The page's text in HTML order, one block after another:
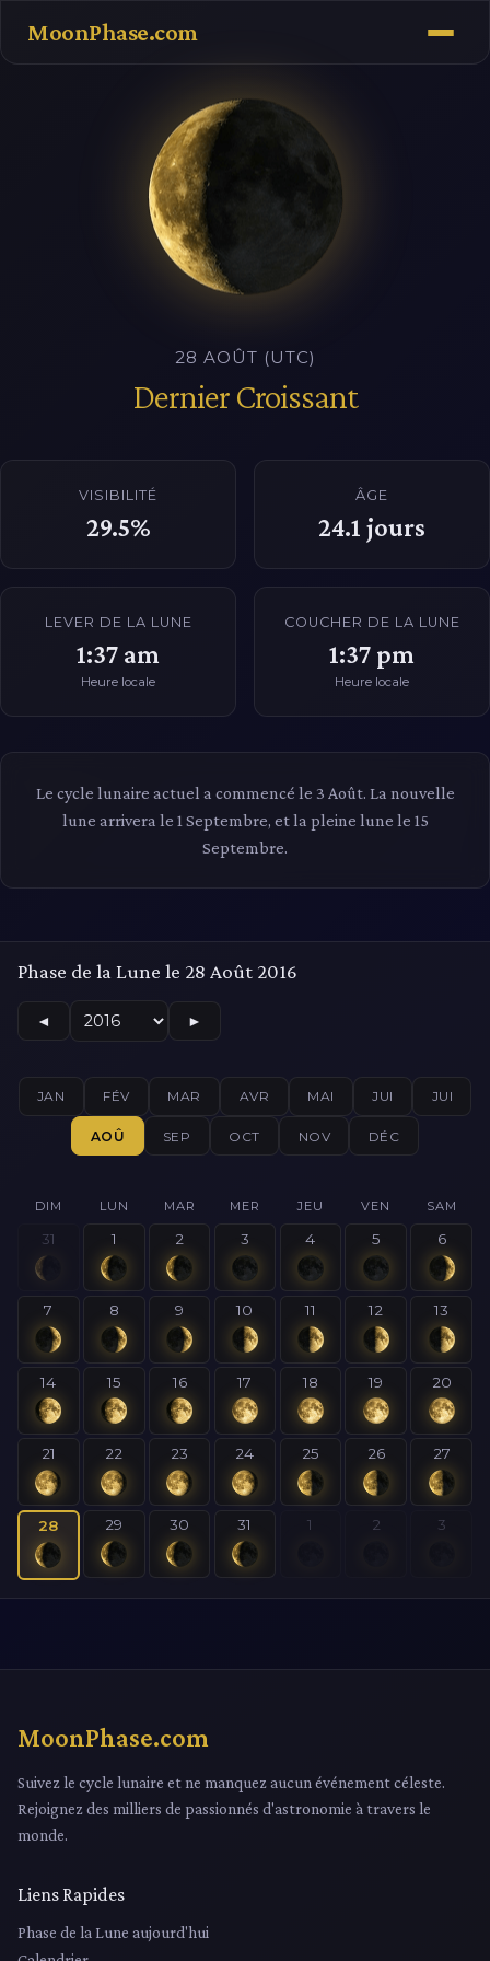
MoonPhase.com
28 AOÛT (UTC)
Dernier Croissant
VISIBILITÉ
29.5%
ÂGE
24.1 jours
LEVER DE LA LUNE
1:37 am
Heure locale
COUCHER DE LA LUNE
1:37 pm
Heure locale
Le cycle lunaire actuel a commencé le 3 Août. La nouvelle
lune arrivera le 1 Septembre, et la pleine lune le 15
Septembre.
Phase de la Lune le 28 Août 2016
◄ ►
JAN FÉV MAR AVR MAI JUI JUI
AOÛ SEP OCT NOV DÉC
DIM LUN MAR MER JEU VEN SAM
31 1 2 3 4 5 6
7 8 9 10 11 12 13
14 15 16 17 18 19 20
21 22 23 24 25 26 27
28 29 30 31 1 2 3
MoonPhase.com
Suivez le cycle lunaire et ne manquez aucun événement céleste.
Rejoignez des milliers de passionnés d'astronomie à travers le
monde.
Liens Rapides
Phase de la Lune aujourd'hui